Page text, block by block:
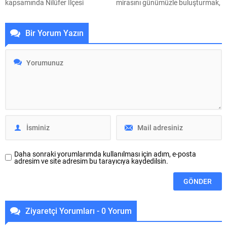
kapsamında Nilüfer İlçesi
06 Ağustos 2026 tarihinde 09:00
– 18:00 saatleri arasında su
kesintisi yapılacaktır.
olunur.
mirasını günümüzle buluşturmak,
etrafında bir araya getirmek
konuşmacısı Kuzey
Makedonya’nın Tetova
Bir Yorum Yazın
Daha sonraki yorumlarımda kullanılması için adım, e-posta
adresim ve site adresim bu tarayıcıya kaydedilsin.
Ziyaretçi Yorumları - 0 Yorum